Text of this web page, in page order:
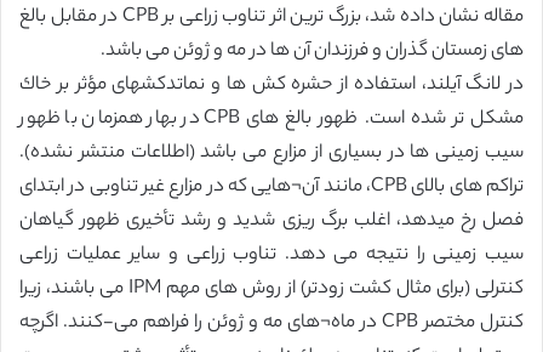
مقاله نشان داده شد، بزرگ ترین اثر تناوب زراعی بر CPB در مقابل بالغ
های زمستان گذران و فرزندان آن ها در مه و ژوئن می باشد.
در لانگ آیلند، استفاده از حشره كش ها و نماتدكشهای مؤثر بر خاك
مشكل تر شده است. ظهور بالغ های CPB در بهار همزمان با ظهور
سیب زمینی ها در بسیاری از مزارع می باشد (اطلاعات منتشر نشده).
تراكم های بالای CPB، مانند آن¬هایی كه در مزارع غیر تناوبی در ابتدای
فصل رخ میدهد، اغلب برگ ریزی شدید و رشد تأخیری ظهور گیاهان
سیب زمینی را نتیجه می دهد. تناوب زراعی و سایر عملیات زراعی
كنترلی (برای مثال كشت زودتر) از روش های مهم IPM می باشند، زیرا
كنترل مختصر CPB در ماه¬های مه و ژوئن را فراهم می-كنند. اگرچه